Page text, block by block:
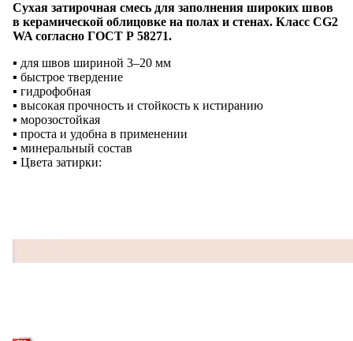
Сухая затирочная смесь для заполнения широких швов
в керамической облицовке на полах и стенах. Класс СG2
WA согласно ГОСТ Р 58271.
▪ для швов шириной 3–20 мм
▪ быстрое твердение
▪ гидрофобная
▪ высокая прочность и стойкость к истиранию
▪ морозостойкая
▪ проста и удобна в применении
▪ минеральный состав
▪ Цвета затирки: